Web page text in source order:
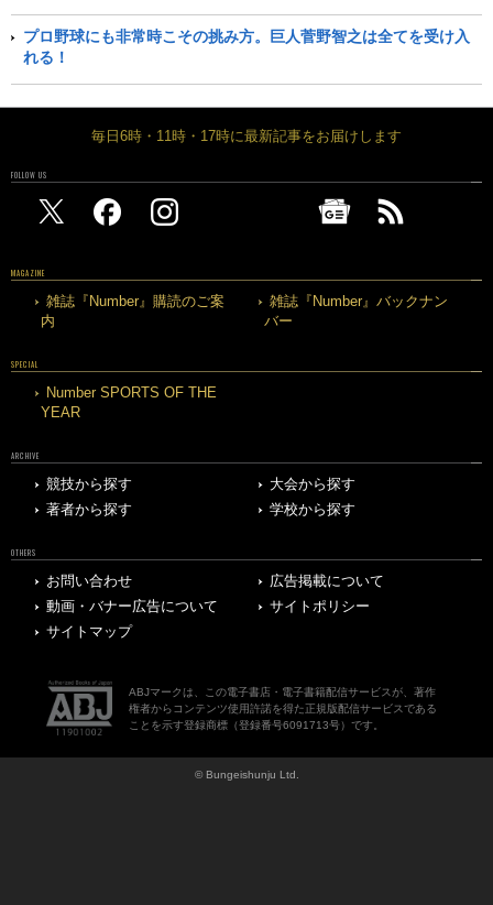
プロ野球にも非常時こその挑み方。巨人菅野智之は全てを受け入
れる！
毎日6時・11時・17時に最新記事をお届けします
FOLLOW US
MAGAZINE
雑誌『Number』購読のご案
内
雑誌『Number』バックナン
バー
SPECIAL
Number SPORTS OF THE
YEAR
ARCHIVE
競技から探す
大会から探す
著者から探す
学校から探す
OTHERS
お問い合わせ
広告掲載について
動画・バナー広告について
サイトポリシー
サイトマップ
ABJマークは、この電子書店・電子書籍配信サービスが、著作
権者からコンテンツ使用許諾を得た正規版配信サービスである
ことを示す登録商標（登録番号6091713号）です。
© Bungeishunju Ltd.